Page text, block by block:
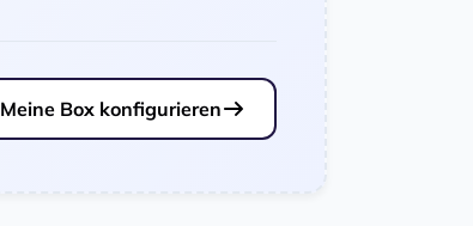
Meine Box konfigurieren